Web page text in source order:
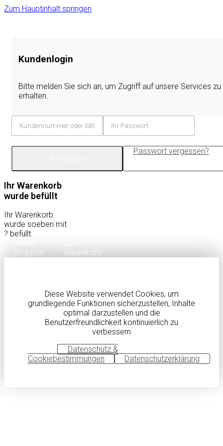
Zum Hauptinhalt springen
Kundenlogin
Bitte melden Sie sich an, um Zugriff auf unsere Services zu
erhalten.
Passwort vergessen?
Ihr Warenkorb
wurde befüllt
Ihr Warenkorb
wurde soeben mit
? befüllt.
shoppen
Warenkorb
Diese Website verwendet Cookies, um
grundlegende Funktionen sicherzustellen, Inhalte
optimal darzustellen und die
Benutzerfreundlichkeit kontinuierlich zu
verbessern
Datenschutz &
Cookiebestimmungen
Datenschutzerklärung